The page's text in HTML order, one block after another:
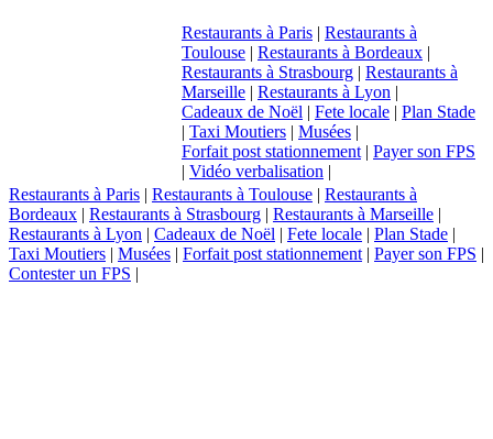
Restaurants à Paris | Restaurants à
Toulouse | Restaurants à Bordeaux |
Restaurants à Strasbourg | Restaurants à
Marseille | Restaurants à Lyon |
Cadeaux de Noël | Fete locale | Plan Stade
| Taxi Moutiers | Musées |
Forfait post stationnement | Payer son FPS
| Vidéo verbalisation |
Restaurants à Paris | Restaurants à Toulouse | Restaurants à
Bordeaux | Restaurants à Strasbourg | Restaurants à Marseille |
Restaurants à Lyon | Cadeaux de Noël | Fete locale | Plan Stade |
Taxi Moutiers | Musées | Forfait post stationnement | Payer son FPS |
Contester un FPS |